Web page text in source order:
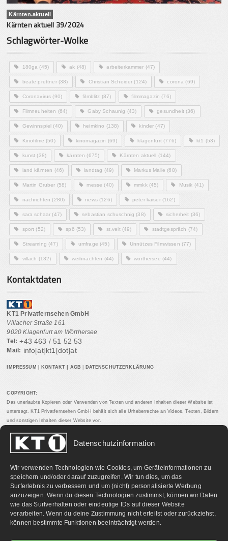
Datenschutzinformation
Wir verwenden Technologien wie Cookies, um Geräteinformationen zu
speichern und/oder darauf zuzugreifen. Wir tun dies, um das
Surferlebnis zu verbessern und um (nicht) personalisierte Werbung
anzuzeigen. Wenn du diesen Technologien zustimmst, können wir Daten
wie das Surfverhalten oder eindeutige IDs auf dieser Website
verarbeiten. Wenn du deine Zustimmung nicht erteilst oder zurückziehst,
können bestimmte Funktionen beeinträchtigt werden.
Kärnten.aktuell
Kärnten aktuell 39/2024
Schlagwörter-Wolke
180ga (45) ak (48) arbeiterkammer (47)
beate prettner(38) Christian Scheider (124) corona (69)
Coronavirus (90) filmblitz (87) filmmagazin (76)
Filmneuheiten (64) Gaby Schaunig (43) gesundheit(36)
Gewinnspiel (40) heimkino (138) kinder (47)
Kinofilme (50) kinomagazin (69) klagenfurt(776) kt1 (53)
kunst (38) kärnten (675) Kärnten aktuell (144)
land kärnten (46) landtag (49) Markus Malle (68)
Martin Gruber (58) messe (40) mmkk(45) Musik (41)
nachrichten (280) news(126) peter kaiser(162)
sara schaar (47) sebastian schuschnig (38) sicherheit (36)
sport (52) spö (53) st.veit(49) stadtgespräch (74)
Streaming (47) umfrage (45) Unnützes Filmwissen (77)
villach (132) weihnachten (44) wörthersee (44)
Kontaktdaten
KT1 Privatfernsehen GmbH
Villacher Straße 161
9020 Klagenfurt am Wörthersee
Tel: +43 463 / 51 52 53
Mail: info[at]kt1[dot]at
IMPRESSUM KONTAKT AGB DATENSCHUTZERKLÄRUNG
COPYRIGHT:
Das unerlaubte Kopieren oder Verwenden von Texten und anderen Inhalten dieser Website ist
untersagt. KT1 Privatfernsehen GmbH behält sich alle Urheberrechte an Videos, Texten, Bildern
und sonstigen Inhalten dieser Website vor.
PARTNERLINKS: